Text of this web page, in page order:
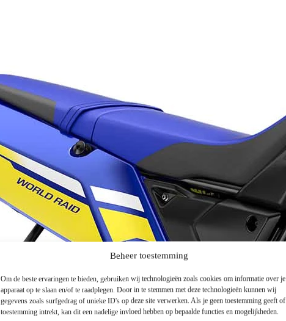
Beheer toestemming
Om de beste ervaringen te bieden, gebruiken wij technologieën zoals cookies om informatie over je
apparaat op te slaan en/of te raadplegen. Door in te stemmen met deze technologieën kunnen wij
gegevens zoals surfgedrag of unieke ID's op deze site verwerken. Als je geen toestemming geeft
toestemming intrekt, kan dit een nadelige invloed hebben op bepaalde functies en mogelijkheden.